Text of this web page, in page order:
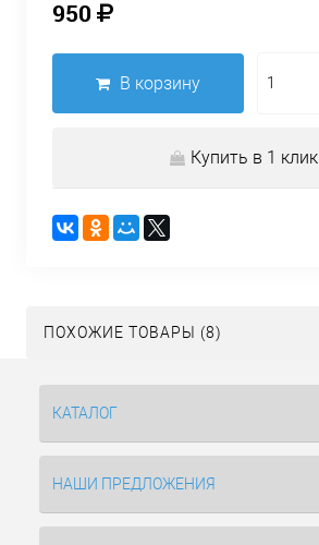
950
В корзину
Купить в 1 клик
ПОХОЖИЕ ТОВАРЫ (8)
КАТАЛОГ
НАШИ ПРЕДЛОЖЕНИЯ